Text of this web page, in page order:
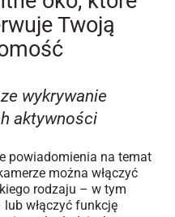
Twoją
wykrywanie
aktywności
powiadomienia na temat
można włączyć
rodzaju – w tym
włączyć funkcję